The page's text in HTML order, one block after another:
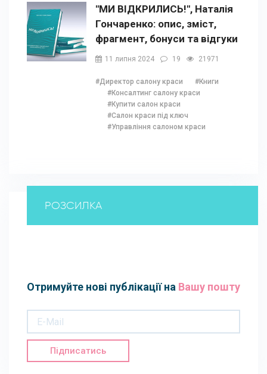
"МИ ВІДКРИЛИСЬ!", Наталія
Гончаренко: опис, зміст,
фрагмент, бонуси та відгуки
11 липня 2024 19 21971
#Директор салону краси
#Книги
#Консалтинг салону краси
#Купити салон краси
#Салон краси під ключ
#Управління салоном краси
РОЗСИЛКА
Отримуйте нові публікації на Вашу пошту
Підписатись